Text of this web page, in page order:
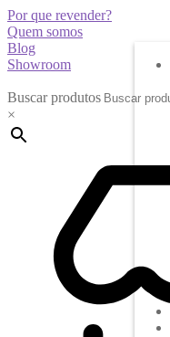
Por que revender?
Quem somos
Blog
Showroom
Buscar produtos
×